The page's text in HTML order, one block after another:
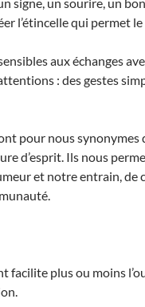
l’étincelle qui permet
aux échanges
: des gestes
pour nous synonymes
d’esprit. Ils nous
et notre entrain, de
facilite plus ou moins